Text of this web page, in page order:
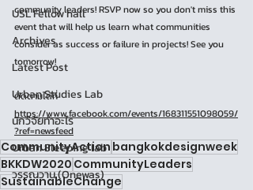
USL Fellow hall
Archives
Latest Post
Urban Studies Lab
นักวิจัยทำอะไร
Urban Sleeping lab
วรรณวาน (Onewas)
community leaders! RSVP now so you don't miss this
event that will help us learn what communities
consider as success or failure in projects! See you
tomorrow!
ติดตามได้ที่
https://www.facebook.com/events/168311551098059/
?ref=newsfeed
CommunityAction bangkokdesignweek
BKKDW2020 CommunityLeaders
SustainableChange